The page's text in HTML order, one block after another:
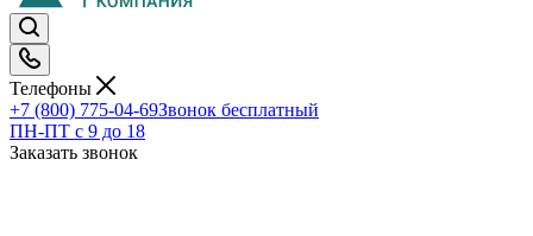
Телефоны
+7 (800) 775-04-69Звонок бесплатный
ПН-ПТ c 9 до 18
Заказать звонок